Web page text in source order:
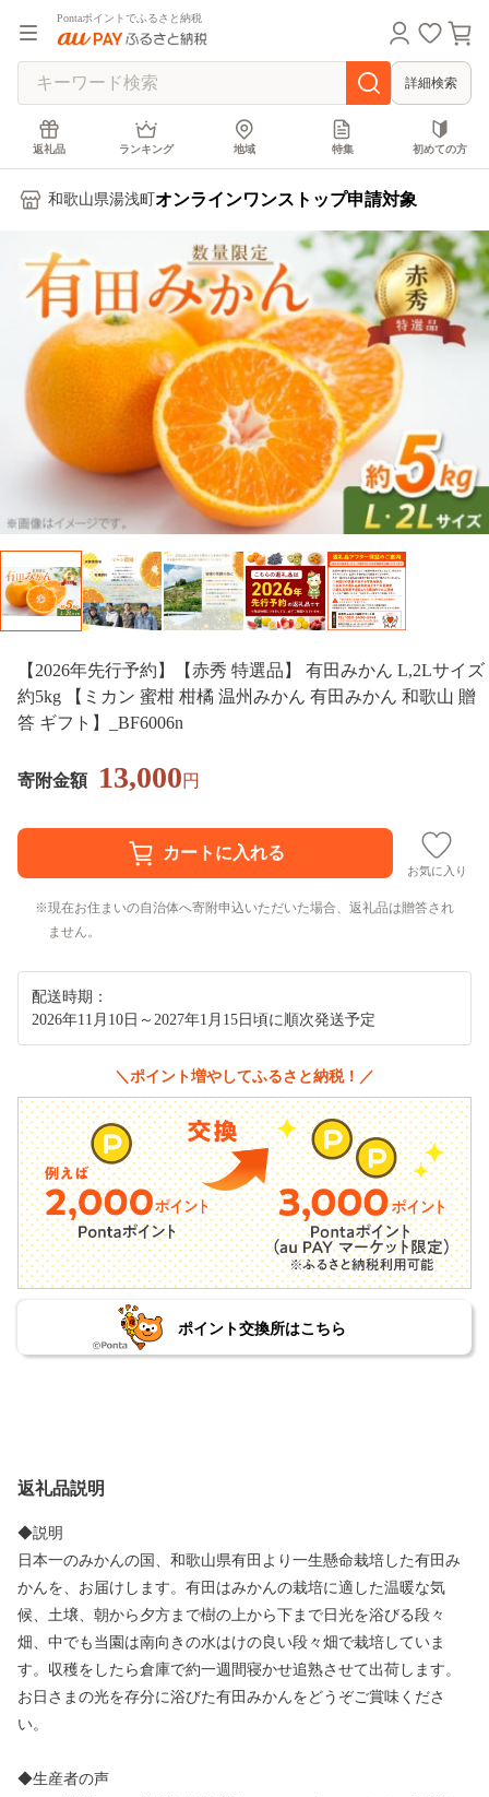
Pontaポイントでふるさと納税
詳細検索
返礼品 ランキング 地域 特集 初めての方
和歌山県湯浅町 オンラインワンストップ申請対象
【2026年先行予約】【赤秀 特選品】 有田みかん L,2Lサイズ
約5kg 【ミカン 蜜柑 柑橘 温州みかん 有田みかん 和歌山 贈
答 ギフト】_BF6006n
寄附金額 13,000円
お気に入り
現在お住まいの自治体へ寄附申込いただいた場合、返礼品は贈答され
ません。
配送時期：
2026年11月10日～2027年1月15日頃に順次発送予定
＼ポイント増やしてふるさと納税！／
ポイント交換所はこちら
返礼品説明
◆説明
日本一のみかんの国、和歌山県有田より一生懸命栽培した有田み
かんを、お届けします。有田はみかんの栽培に適した温暖な気
候、土壌、朝から夕方まで樹の上から下まで日光を浴びる段々
畑、中でも当園は南向きの水はけの良い段々畑で栽培していま
す。収穫をしたら倉庫で約一週間寝かせ追熟させて出荷します。
お日さまの光を存分に浴びた有田みかんをどうぞご賞味くださ
い。
◆生産者の声